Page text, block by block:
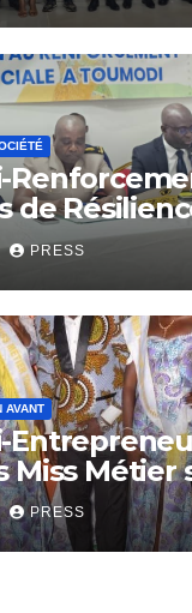
de
PRESS
AVANT
Miss Métier
PRESS